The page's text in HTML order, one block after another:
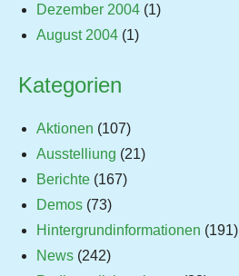
Dezember 2004 (1)
August 2004 (1)
Kategorien
Aktionen (107)
Ausstelliung (21)
Berichte (167)
Demos (73)
Hintergrundinformationen (191)
News (242)